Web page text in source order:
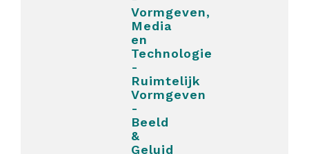
Vormgeven
en
Ambacht
-
Vormgeven,
Media
en
Technologie
-
Ruimtelijk
Vormgeven